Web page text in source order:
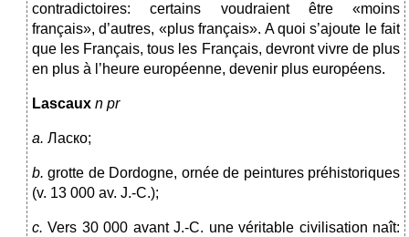
contradictoires: certains voudraient être «moins
français», d’autres, «plus français». A quoi s’ajoute le fait
que les Français, tous les Français, devront vivre de plus
en plus à l’heure européenne, devenir plus européens.
Lascaux n pr
a. Ласко;
b.grotte de Dordogne, ornée de peintures préhistoriques
(v. 13 000 av. J.-C.);
c.Vers 30 000 avant J.-C. une véritable civilisation naît: